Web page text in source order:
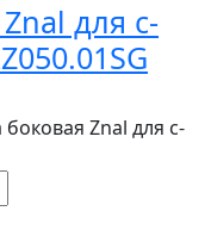
для с-
Znal для с-